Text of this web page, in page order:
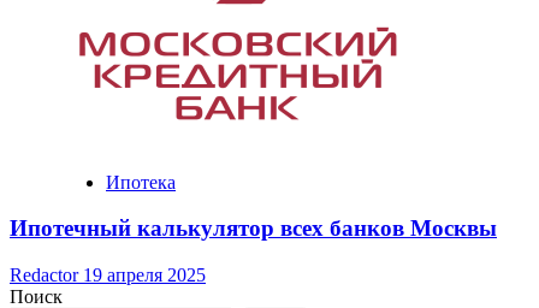
Ипотека
Ипотечный калькулятор всех банков Москвы
Redactor 19 апреля 2025
Поиск